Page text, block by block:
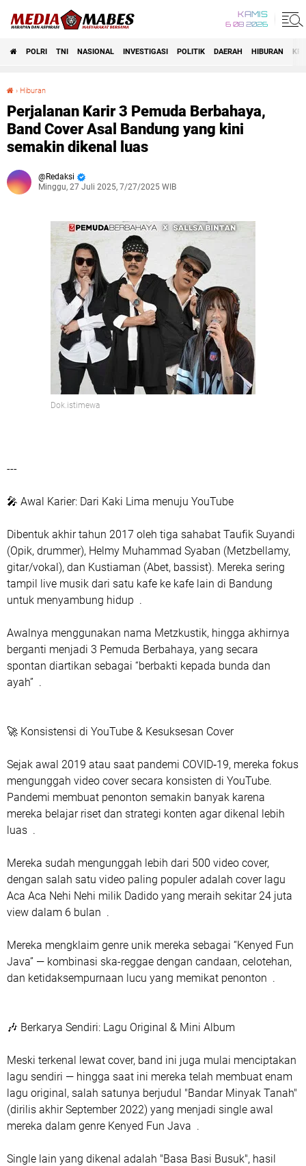
KAMIS
6 08 2026
POLRI TNI NASIONAL INVESTIGASI POLITIK DAERAH HIBURAN
› Hiburan
Perjalanan Karir 3 Pemuda Berbahaya,
Band Cover Asal Bandung yang kini
semakin dikenal luas
Redaksi
Minggu, 27 Juli 2025, 7/27/2025 WIB
Dok.istimewa
---
🎤 Awal Karier: Dari Kaki Lima menuju YouTube
Dibentuk akhir tahun 2017 oleh tiga sahabat Taufik Suyandi
(Opik, drummer), Helmy Muhammad Syaban (Metzbellamy,
gitar/vokal), dan Kustiaman (Abet, bassist). Mereka sering
tampil live musik dari satu kafe ke kafe lain di Bandung
untuk menyambung hidup .
Awalnya menggunakan nama Metzkustik, hingga akhirnya
berganti menjadi 3 Pemuda Berbahaya, yang secara
spontan diartikan sebagai “berbakti kepada bunda dan
ayah” .
🚀 Konsistensi di YouTube & Kesuksesan Cover
Sejak awal 2019 atau saat pandemi COVID‑19, mereka fokus
mengunggah video cover secara konsisten di YouTube.
Pandemi membuat penonton semakin banyak karena
mereka belajar riset dan strategi konten agar dikenal lebih
luas .
Mereka sudah mengunggah lebih dari 500 video cover,
dengan salah satu video paling populer adalah cover lagu
Aca Aca Nehi Nehi milik Dadido yang meraih sekitar 24 juta
view dalam 6 bulan .
Mereka mengklaim genre unik mereka sebagai “Kenyed Fun
Java” — kombinasi ska-reggae dengan candaan, celotehan,
dan ketidaksempurnaan lucu yang memikat penonton .
🎶 Berkarya Sendiri: Lagu Original & Mini Album
Meski terkenal lewat cover, band ini juga mulai menciptakan
lagu sendiri — hingga saat ini mereka telah membuat enam
lagu original, salah satunya berjudul "Bandar Minyak Tanah"
(dirilis akhir September 2022) yang menjadi single awal
mereka dalam genre Kenyed Fun Java .
Single lain yang dikenal adalah "Basa Basi Busuk", hasil